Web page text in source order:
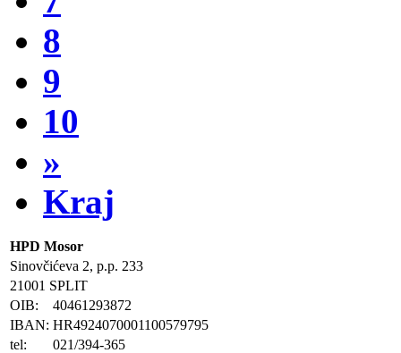
8
9
10
»
Kraj
HPD Mosor
Sinovčićeva 2, p.p. 233
21001 SPLIT
OIB:
40461293872
IBAN: HR4924070001100579795
tel:
021/394-365